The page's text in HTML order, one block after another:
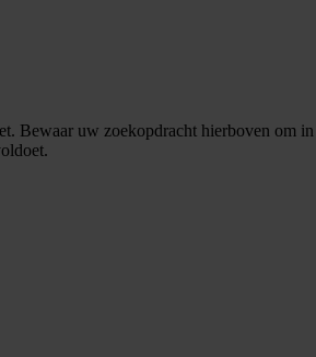
Bewaar uw zoekopdracht hierboven om